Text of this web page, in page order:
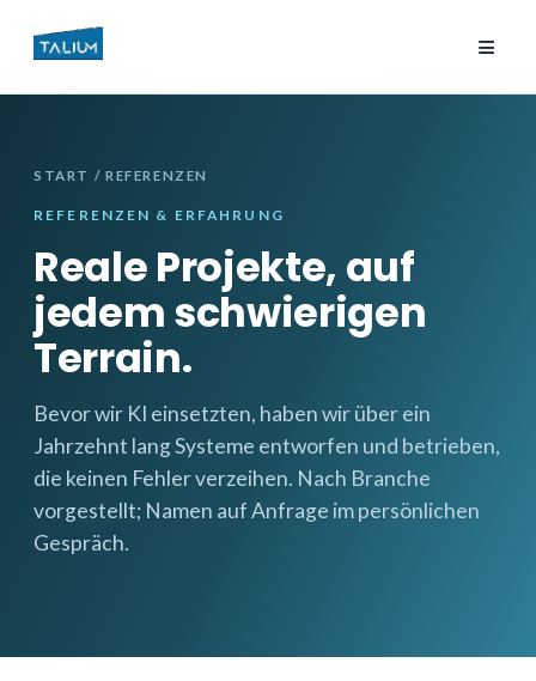
≡
START / REFERENZEN
REFERENZEN & ERFAHRUNG
Reale Projekte, auf
jedem schwierigen
Terrain.
Bevor wir KI einsetzten, haben wir über ein
Jahrzehnt lang Systeme entworfen und betrieben,
die keinen Fehler verzeihen. Nach Branche
vorgestellt; Namen auf Anfrage im persönlichen
Gespräch.